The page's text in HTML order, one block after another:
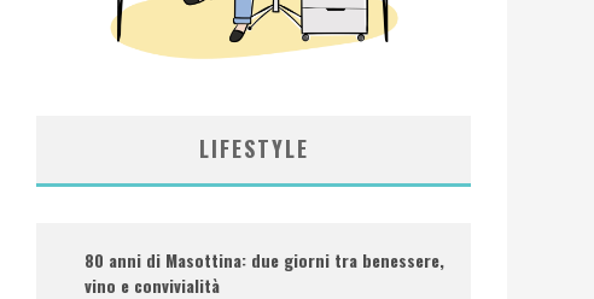
LIFESTYLE
80 anni di Masottina: due giorni tra benessere,
vino e convivialità